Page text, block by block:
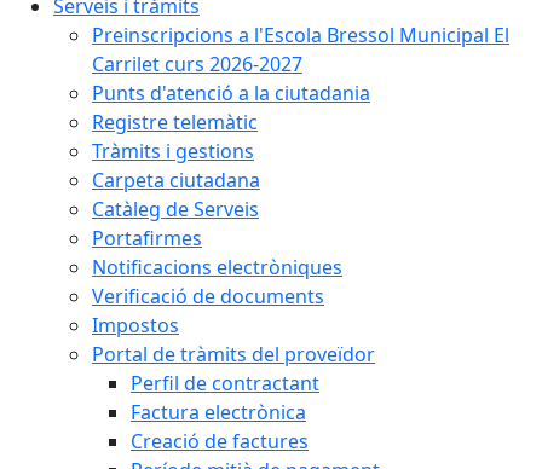
Serveis i tràmits
Preinscripcions a l'Escola Bressol Municipal El
Carrilet curs 2026-2027
Punts d'atenció a la ciutadania
Registre telemàtic
Tràmits i gestions
Carpeta ciutadana
Catàleg de Serveis
Portafirmes
Notificacions electròniques
Verificació de documents
Impostos
Portal de tràmits del proveïdor
Perfil de contractant
Factura electrònica
Creació de factures